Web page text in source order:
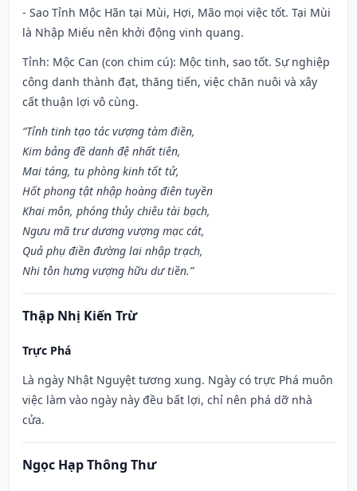
- Sao Tỉnh Mộc Hãn tại Mùi, Hợi, Mão mọi việc tốt. Tại Mùi
là Nhập Miếu nên khởi động vinh quang.
Tỉnh: Mộc Can (con chim cú): Mộc tinh, sao tốt. Sự nghiệp
công danh thành đạt, thăng tiến, việc chăn nuôi và xây
cất thuận lợi vô cùng.
“Tỉnh tinh tạo tác vượng tàm điền,
Kim bảng đề danh đệ nhất tiên,
Mai táng, tu phòng kinh tốt tử,
Hốt phong tật nhập hoàng điên tuyền
Khai môn, phóng thủy chiêu tài bạch,
Ngưu mã trư dương vượng mạc cát,
Quả phụ điền đường lai nhập trạch,
Nhi tôn hưng vượng hữu dư tiền.”
Thập Nhị Kiến Trừ
Trực Phá
Là ngày Nhật Nguyệt tương xung. Ngày có trực Phá muôn
việc làm vào ngày này đều bất lợi, chỉ nên phá dỡ nhà
cửa.
Ngọc Hạp Thông Thư